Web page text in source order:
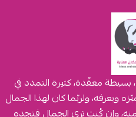
معقّدة، كثيرة التمدد في
ويعرفه، ولربّما كان لهذا الجمال